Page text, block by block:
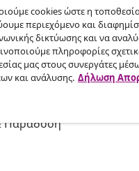
υπαναχώρησης
πελατών
την παραγγελία σας
μου
Παράδοση
cookies ώστε η
περιεχόμενο και
δικτύωσης και να
πληροφορίες
μας στους συνεργάτες
και ανάλυσης. Δήλωση